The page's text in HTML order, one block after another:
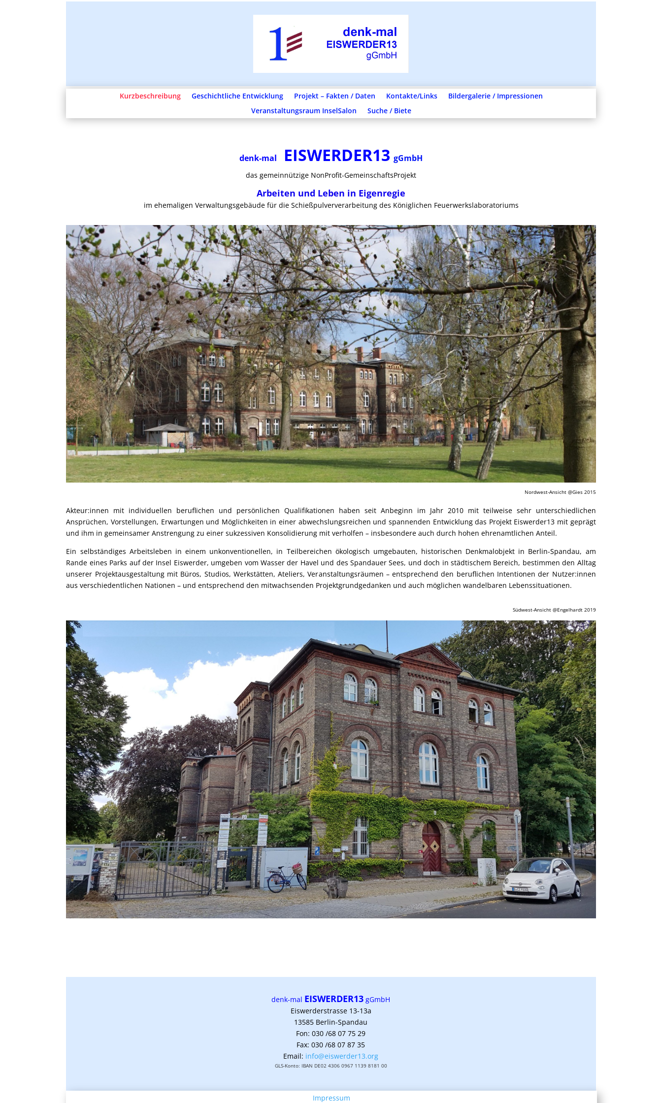
Kurzbeschreibung Geschichtliche Entwicklung Projekt – Fakten / Daten Kontakte/Links
Bildergalerie / Impressionen
Veranstaltungsraum InselSalon
Suche / Biete
denk-mal EISWERDER13 gGmbH
das gemeinnützige NonProfit-GemeinschaftsProjekt
Arbeiten und Leben in Eigenregie
im ehemaligen Verwaltungsgebäude für die Schießpulververarbeitung des Königlichen Feuerwerkslaboratoriums
Nordwest-Ansicht @Gies 2015
Akteur:innen mit individuellen beruflichen und persönlichen Qualifikationen haben seit Anbeginn im Jahr 2010 mit teilweise sehr unterschiedlichen
Ansprüchen, Vorstellungen, Erwartungen und Möglichkeiten in einer abwechslungsreichen und spannenden Entwicklung das Projekt Eiswerder13 mit geprägt
und ihm in gemeinsamer Anstrengung zu einer sukzessiven Konsolidierung mit verholfen – insbesondere auch durch hohen ehrenamtlichen Anteil.
Ein selbständiges Arbeitsleben in einem unkonventionellen, in Teilbereichen ökologisch umgebauten, historischen Denkmalobjekt in Berlin-Spandau, am
Rande eines Parks auf der Insel Eiswerder, umgeben vom Wasser der Havel und des Spandauer Sees, und doch in städtischem Bereich, bestimmen den Alltag
unserer Projektausgestaltung mit Büros, Studios, Werkstätten, Ateliers, Veranstaltungsräumen – entsprechend den beruflichen Intentionen der Nutzer:innen
aus verschiedentlichen Nationen – und entsprechend den mitwachsenden Projektgrundgedanken und auch möglichen wandelbaren Lebenssituationen.
Südwest-Ansicht @Engelhardt 2019
denk-mal EISWERDER13 gGmbH
Eiswerderstrasse 13-13a
13585 Berlin-Spandau
Fon: 030 /68 07 75 29
Fax: 030 /68 07 87 35
Email: info@eiswerder13.org
GLS-Konto: IBAN DE02 4306 0967 1139 8181 00
Impressum